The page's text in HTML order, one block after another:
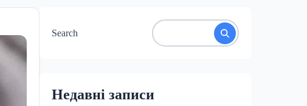
Search
Недавні записи